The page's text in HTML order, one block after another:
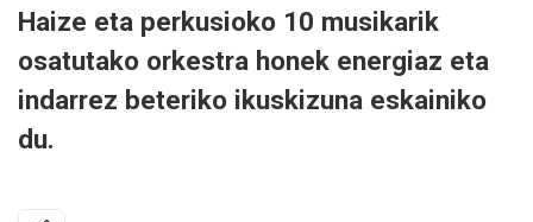
Haize eta perkusioko 10 musikarik
osatutako orkestra honek energiaz eta
indarrez beteriko ikuskizuna eskainiko
du.